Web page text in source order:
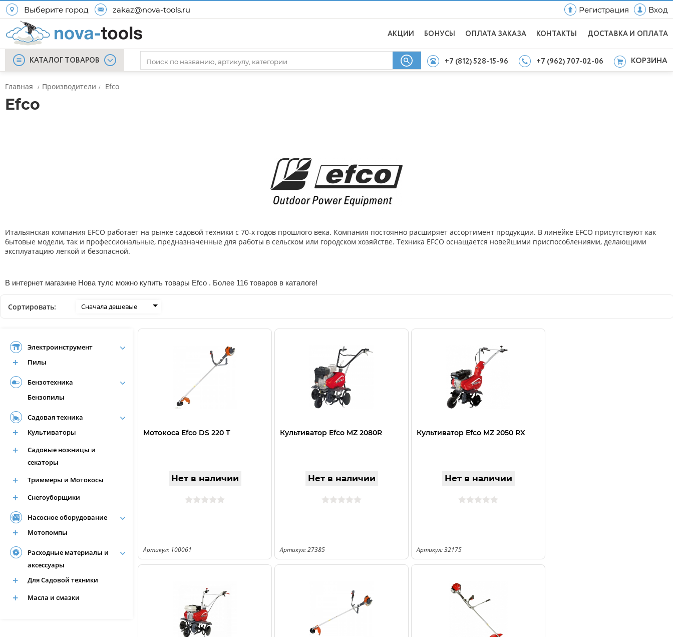
Выберите город zakaz@nova-tools.ru Регистрация Вход
АКЦИИ БОНУСЫ ОПЛАТА ЗАКАЗА КОНТАКТЫ ДОСТАВКА И ОПЛАТА
КАТАЛОГ ТОВАРОВ +7 (812) 528-15-96 +7 (962) 707-02-06 КОРЗИНА
Главная / Производители / Efco
Efco
Итальянская компания EFCO работает на рынке садовой техники с 70-х годов прошлого века. Компания постоянно расширяет ассортимент продукции. В линейке EFCO присутствуют как
бытовые модели, так и профессиональные, предназначенные для работы в сельском или городском хозяйстве. Техника EFCO оснащается новейшими приспособлениями, делающими
эксплуатацию легкой и безопасной.
В интернет магазине Нова тулс можно купить товары Efco . Более 116 товаров в каталоге!
Сортировать: Сначала дешевые
Электроинструмент
Пилы
Бензотехника
Бензопилы
Садовая техника
Культиваторы
Садовые ножницы и
секаторы
Триммеры и Мотокосы
Снегоуборщики
Насосное оборудование
Мотопомпы
Расходные материалы и
аксессуары
Для Садовой техники
Масла и смазки
Мотокоса Efco DS 220 Т
Нет в наличии
Артикул: 100061
Культиватор Efco МZ 2080R
Нет в наличии
Артикул: 27385
Культиватор Efco MZ 2050 RX
Нет в наличии
Артикул: 32175